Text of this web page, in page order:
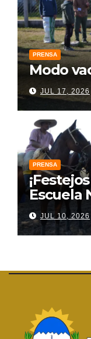
PRENSA
Modo
JUL 17, 2026
PRENSA
Escuela
JUL 10, 2026